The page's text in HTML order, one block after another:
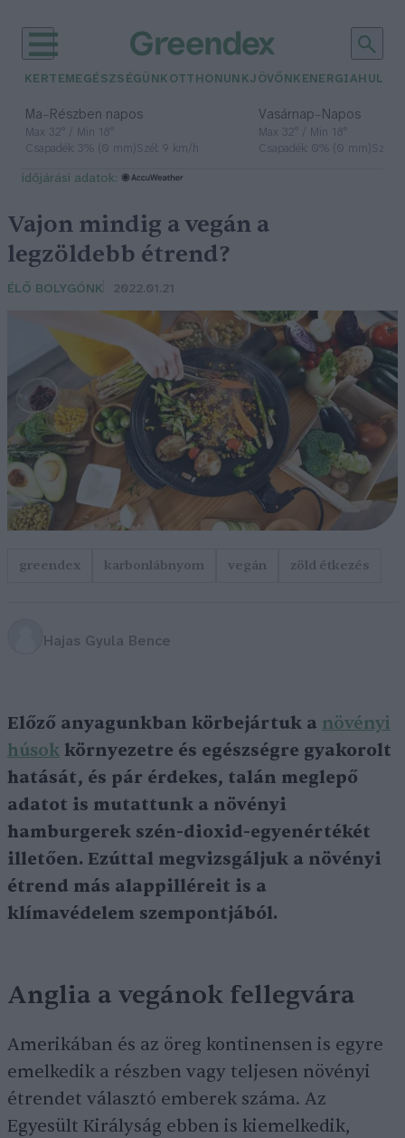
KERTEM EGÉSZSÉGÜNK OTTHONUNKJÖVŐNK ENERGIA
Ma– Részben napos
Max 32° / Min 18°
Csapadék: 3% (0 mm)Szél: 9 km/h
Vasárnap– Napos
Max 32° / Min 18°
Csapadék: 0% (0 mm)Szél:
időjárási adatok:
Vajon mindig a vegán a
legzöldebb étrend?
ÉLŐ BOLYGÓNK 2022.01.21
greendex karbonlábnyom vegán zöld étkezés
Hajas Gyula Bence
Előző anyagunkban körbejártuk a növényi
húsok környezetre és egészségre gyakorolt
hatását, és pár érdekes, talán meglepő
adatot is mutattunk a növényi
hamburgerek szén-dioxid-egyenértékét
illetően. Ezúttal megvizsgáljuk a növényi
étrend más alappilléreit is a
klímavédelem szempontjából.
Anglia a vegánok fellegvára
Amerikában és az öreg kontinensen is egyre
emelkedik a részben vagy teljesen növényi
étrendet választó emberek száma. Az
Egyesült Királyság ebben is kiemelkedik,